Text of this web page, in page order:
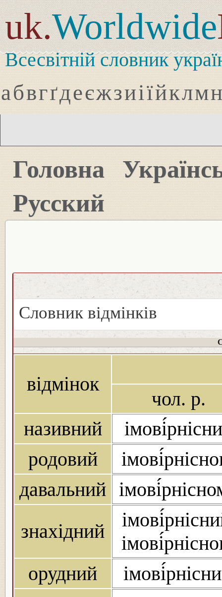
uk.Worldwide
Всесвітній словник
абвгґдеєжзиіїйклмн
Головна
Русский
Словник відмінків
відмінок
чол. р.
називний
родовий
давальний
знахідний
орудний